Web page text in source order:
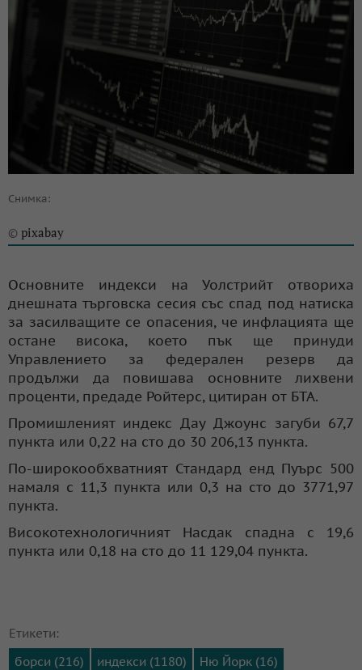
Снимка:
© pixabay
Основните индекси на Уолстрийт отвориха
днешната търговска сесия със спад под натиска
за засилващите се опасения, че инфлацията ще
остане висока, което пък ще принуди
Управлението за федерален резерв да
продължи да повишава основните лихвени
проценти, предаде Ройтерс, цитиран от БТА.
Промишленият индекс Дау Джоунс загуби 67,7
пункта или 0,22 на сто до 30 206,13 пункта.
По-широкообхватният Стандард енд Пуърс 500
намаля с 11,3 пункта или 0,3 на сто до 3771,97
пункта.
Високотехнологичният Насдак спадна с 19,6
пункта или 0,18 на сто до 11 129,04 пункта.
Етикети:
борси (216)
индекси (1180)
Ню Йорк (16)